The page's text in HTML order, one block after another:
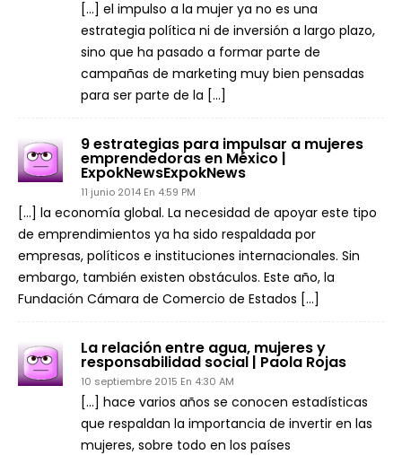
[…] el impulso a la mujer ya no es una
estrategia política ni de inversión a largo plazo,
sino que ha pasado a formar parte de
campañas de marketing muy bien pensadas
para ser parte de la […]
9 estrategias para impulsar a mujeres
emprendedoras en México |
ExpokNewsExpokNews
11 junio 2014 En 4:59 PM
[…] la economía global. La necesidad de apoyar este tipo
de emprendimientos ya ha sido respaldada por
empresas, políticos e instituciones internacionales. Sin
embargo, también existen obstáculos. Este año, la
Fundación Cámara de Comercio de Estados […]
La relación entre agua, mujeres y
responsabilidad social | Paola Rojas
10 septiembre 2015 En 4:30 AM
[…] hace varios años se conocen estadísticas
que respaldan la importancia de invertir en las
mujeres, sobre todo en los países